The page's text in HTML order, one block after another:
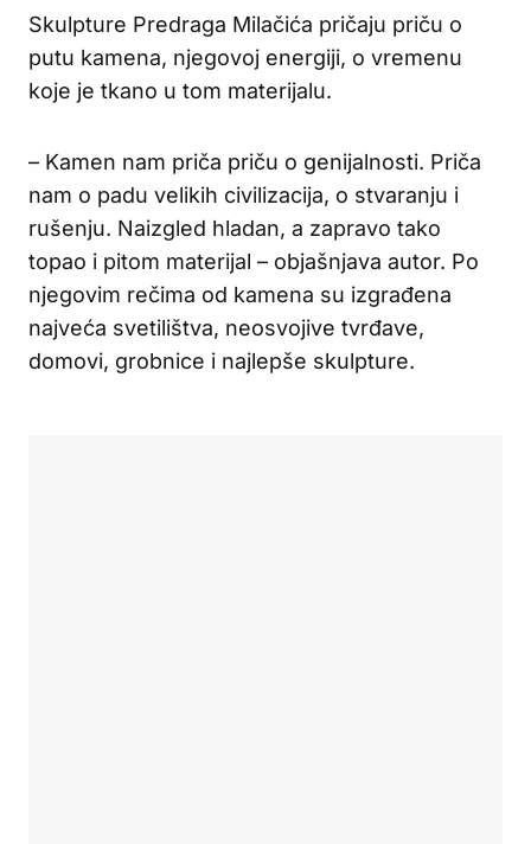
Skulpture Predraga Milačića pričaju priču o
putu kamena, njegovoj energiji, o vremenu
koje je tkano u tom materijalu.
– Kamen nam priča priču o genijalnosti. Priča
nam o padu velikih civilizacija, o stvaranju i
rušenju. Naizgled hladan, a zapravo tako
topao i pitom materijal – objašnjava autor. Po
njegovim rečima od kamena su izgrađena
najveća svetilištva, neosvojive tvrđave,
domovi, grobnice i najlepše skulpture.